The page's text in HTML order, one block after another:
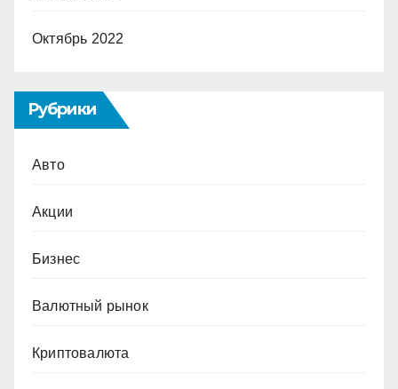
Октябрь 2022
Рубрики
Авто
Акции
Бизнес
Валютный рынок
Криптовалюта